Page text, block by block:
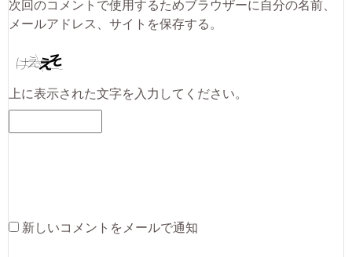
次回のコメントで使用するためブラウザーに自分の名前、
メールアドレス、サイトを保存する。
上に表示された文字を入力してください。
新しいコメントをメールで通知